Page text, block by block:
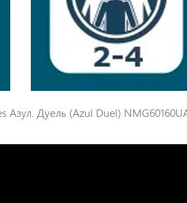
Азул. Дуель (Azul Duel)